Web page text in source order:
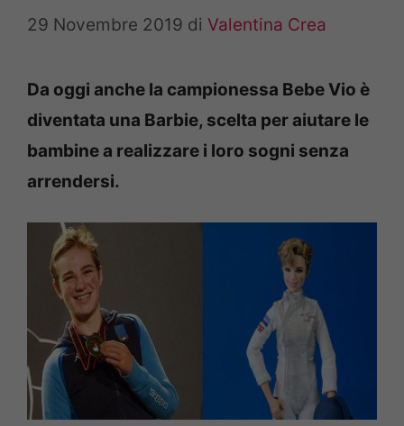
29 Novembre 2019 di Valentina Crea
Da oggi anche la campionessa Bebe Vio è
diventata una Barbie, scelta per aiutare le
bambine a realizzare i loro sogni senza
arrendersi.